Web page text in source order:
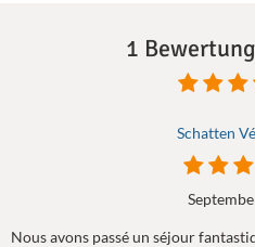
1
Schatten
Nous avons passé un séjour